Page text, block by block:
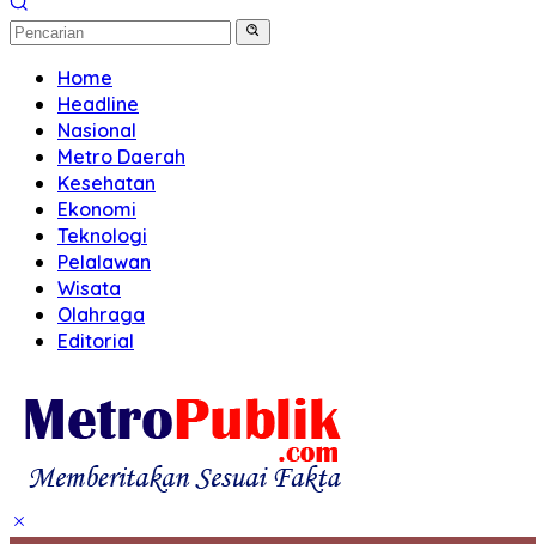
Home
Headline
Nasional
Metro Daerah
Kesehatan
Ekonomi
Teknologi
Pelalawan
Wisata
Olahraga
Editorial